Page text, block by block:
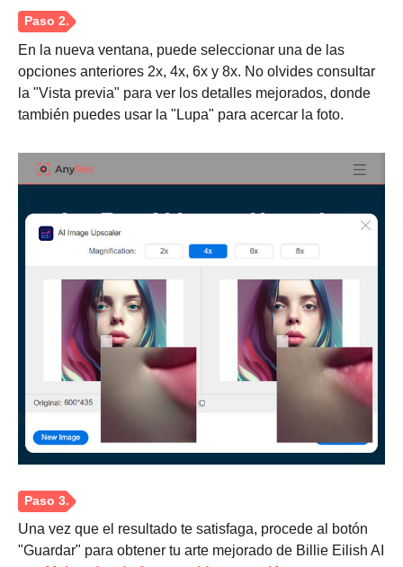
En la nueva ventana, puede seleccionar una de las
opciones anteriores 2x, 4x, 6x y 8x. No olvides consultar
la "Vista previa" para ver los detalles mejorados, donde
también puedes usar la "Lupa" para acercar la foto.
Una vez que el resultado te satisfaga, procede al botón
"Guardar" para obtener tu arte mejorado de Billie Eilish AI